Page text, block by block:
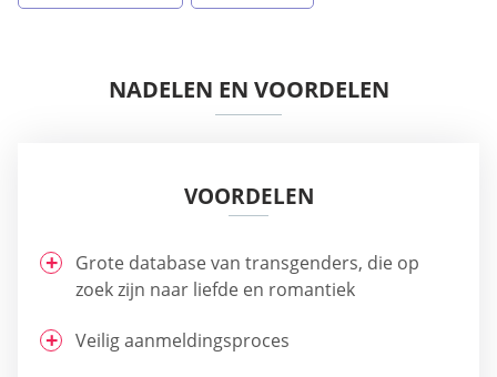
NADELEN EN VOORDELEN
VOORDELEN
Grote database van transgenders, die op
zoek zijn naar liefde en romantiek
Veilig aanmeldingsproces